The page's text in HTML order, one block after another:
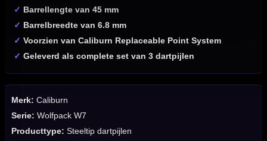
✓ Barrellengte van 45 mm
✓ Barrelbreedte van 6.8 mm
✓ Voorzien van Caliburn Replaceable Point System
✓ Geleverd als complete set van 3 dartpijlen
Merk: Caliburn
Serie: Wolfpack W7
Producttype: Steeltip dartpijlen